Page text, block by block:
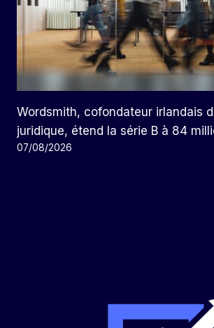
Wordsmith, cofondateur irlandais
juridique, étend la série B à 84
07/08/2026